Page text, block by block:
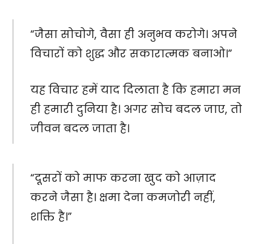
“जैसा सोचोगे, वैसा ही अनुभव करोगे। अपने
विचारों को शुद्ध और सकारात्मक बनाओ।”
यह विचार हमें याद दिलाता है कि हमारा मन
ही हमारी दुनिया है। अगर सोच बदल जाए, तो
जीवन बदल जाता है।
“दूसरों को माफ करना खुद को आज़ाद
करने जैसा है। क्षमा देना कमजोरी नहीं,
शक्ति है।”